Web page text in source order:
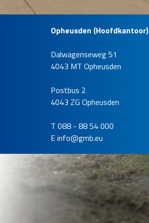
Opheusden (Hoofdkantoor)
Dalwagenseweg 51
4043 MT Opheusden
Postbus 2
4043 ZG Opheusden
T 088 - 88 54 000
Einfo@gmb.eu